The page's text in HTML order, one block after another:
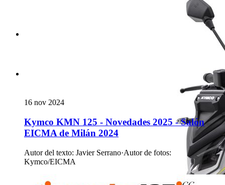
16 nov 2024
Kymco KMN 125 - Novedades 2025 - Salón
EICMA de Milán 2024
Autor del texto: Javier Serrano·Autor de fotos:
Kymco/EICMA